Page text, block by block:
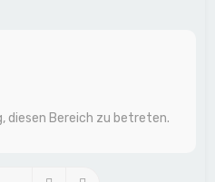
diesen Bereich zu betreten.